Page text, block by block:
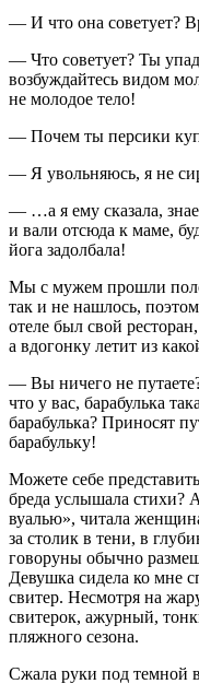
— И что она советует?
— Что советует? Ты
возбуждайтесь видом
не молодое тело!
— Почем ты персики
— Я увольняюсь, я не
— …а я ему сказала,
и вали отсюда к маме,
йога задолбала!
Мы с мужем прошли
так и не нашлось,
отеле был свой ресторан
а вдогонку летит из
— Вы ничего не
что у вас, барабулька
барабулька? Приносят
барабульку!
Можете себе
бреда услышала
вуалью», читала
за столик в тени, в
говоруны обычно
Девушка сидела ко мне
свитер. Несмотря на
свитерок, ажурный,
пляжного сезона.
Сжала руки под темной